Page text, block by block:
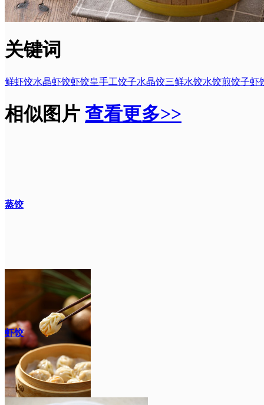
关键词
鲜虾饺水晶虾饺虾饺皇手工饺子水晶饺三鲜水饺水饺煎饺子虾
相似图片 查看更多>>
蒸饺
虾饺